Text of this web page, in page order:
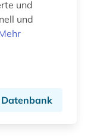
und
und